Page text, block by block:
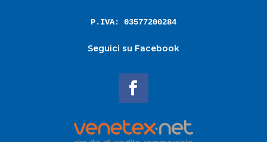
P.IVA: 03577200284
Seguici su Facebook